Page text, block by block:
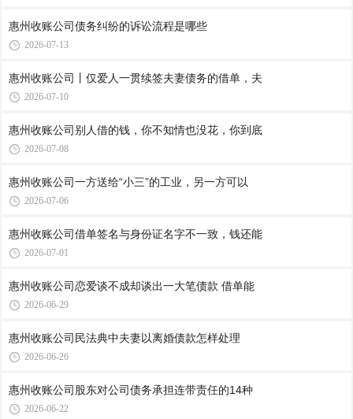
惠州收账公司​债务纠纷的诉讼流程是哪些
2026-07-13
惠州收账公司​丨仅爱人一贯续签夫妻债务的借单，夫
2026-07-10
惠州收账公司​别人借的钱，你不知情也没花，你到底
2026-07-08
惠州收账公司​一方送给“小三”的工业，另一方可以
2026-07-06
惠州收账公司​借单签名与身份证名字不一致，钱还能
2026-07-01
惠州收账公司​恋爱谈不成却谈出一大笔债款 借单能
2026-06-29
惠州收账公司​民法典中夫妻以离婚债款怎样处理
2026-06-26
惠州收账公司​股东对公司债务承担连带责任的14种
2026-06-22